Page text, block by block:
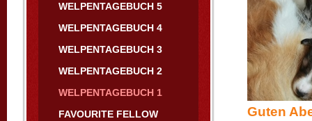
WELPENTAGEBUCH 5
WELPENTAGEBUCH 4
WELPENTAGEBUCH 3
WELPENTAGEBUCH 2
WELPENTAGEBUCH 1
FAVOURITE FELLOW
Guten